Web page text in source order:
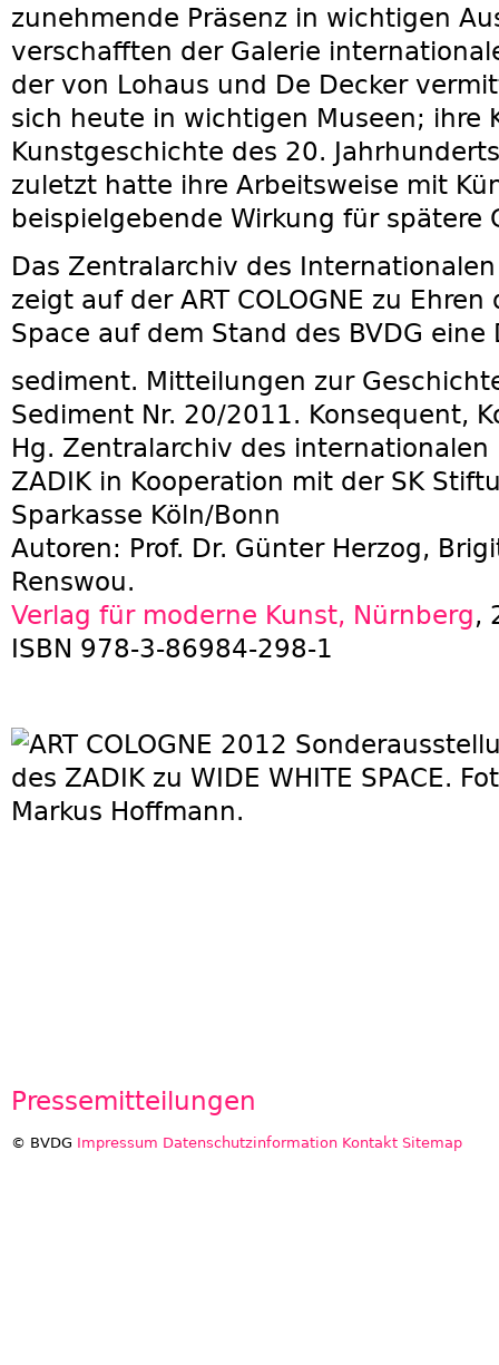
zunehmende Präsenz in wichtigen
verschafften der Galerie
der von Lohaus und De Decker
sich heute in wichtigen Museen; ihre
Kunstgeschichte des 20.
zuletzt hatte ihre Arbeitsweise mit
beispielgebende Wirkung für spätere
Das Zentralarchiv des
zeigt auf der ART COLOGNE zu
Space auf dem Stand des BVDG
sediment. Mitteilungen zur
Sediment Nr. 20/2011. Konsequent,
Hg. Zentralarchiv des internationalen
ZADIK in Kooperation mit der SK
Sparkasse Köln/Bonn
Autoren: Prof. Dr. Günter Herzog,
Renswou.
Verlag für moderne Kunst, Nürnberg,
ISBN 978-3-86984-298-1
Pressemitteilungen
© BVDG Impressum Datenschutzinformation Kontakt Sitemap